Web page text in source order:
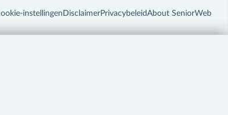
instellingen DisclaimerPrivacybeleidAbout SeniorWeb